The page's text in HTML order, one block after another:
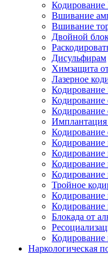
Кодирование
Вшивание
Вшивание
Двойной
Дисульфирам
Химзащита
Лазерное
Кодирование
Кодирование
Кодирование
Кодирование
Кодирование
Кодирование
Кодирование
Кодирование
Тройное
Кодирование
Кодирование
Блокада от
Кодирование
Наркологическая